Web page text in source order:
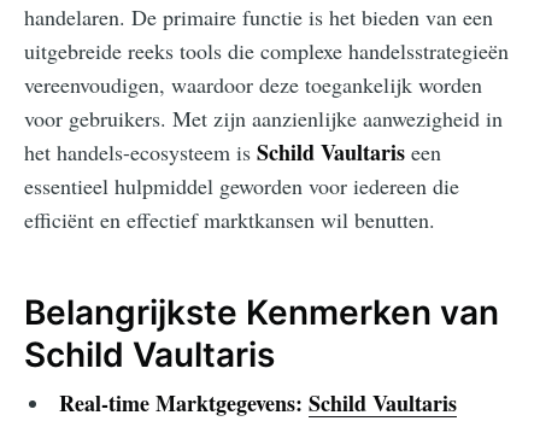
handelaren. De primaire functie is het bieden van een
uitgebreide reeks tools die complexe handelsstrategieën
vereenvoudigen, waardoor deze toegankelijk worden
voor gebruikers. Met zijn aanzienlijke aanwezigheid in
het handels-ecosysteem is Schild Vaultaris een
essentieel hulpmiddel geworden voor iedereen die
efficiënt en effectief marktkansen wil benutten.
Belangrijkste Kenmerken van
Schild Vaultaris
Real-time Marktgegevens: Schild Vaultaris